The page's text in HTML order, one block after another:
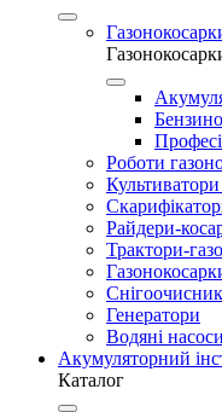
Роботи
Райдери-
Трактори-
Генератори
Водяні насоси
Акумуляторний
Каталог